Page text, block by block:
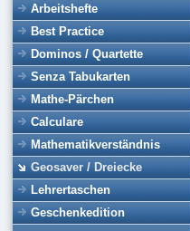
Arbeitshefte
Best Practice
Dominos / Quartette
Senza Tabukarten
Mathe-Pärchen
Calculare
Mathematikverständnis
Geosaver / Dreiecke
Lehrertaschen
Geschenkedition